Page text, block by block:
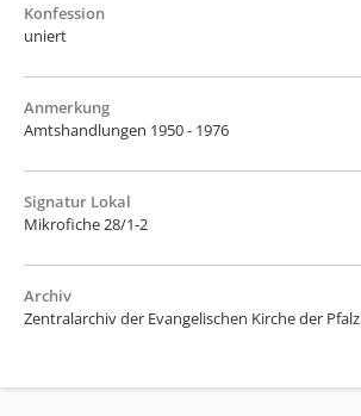
Konfession
uniert
Anmerkung
Amtshandlungen 1950 - 1976
Signatur Lokal
Mikrofiche 28/1-2
Archiv
Zentralarchiv der Evangelischen Kirche der Pfalz